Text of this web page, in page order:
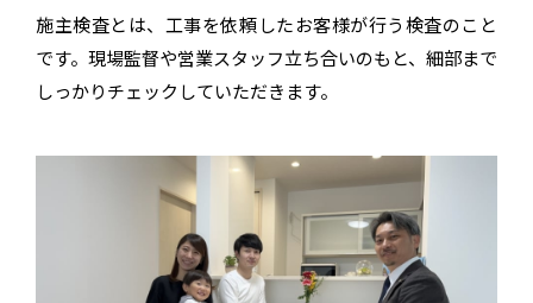
施主検査とは、工事を依頼したお客様が行う検査のこと
です。 現場監督や営業スタッフ立ち合いのもと、 細部まで
しっかりチェックしていただきます。